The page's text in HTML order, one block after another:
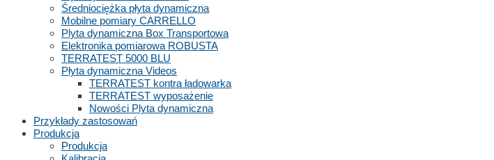
Średniociężka płyta dynamiczna
Mobilne pomiary CARRELLO
Plyta dynamiczna Box Transportowa
Elektronika pomiarowa ROBUSTA
TERRATEST 5000 BLU
Płyta dynamiczna Videos
TERRATEST kontra ładowarka
TERRATEST wyposażenie
Nowości Plyta dynamiczna
Przykłady zastosowań
Produkcja
Produkcja